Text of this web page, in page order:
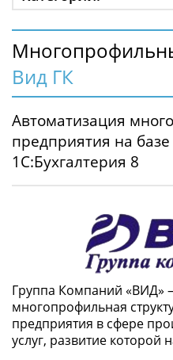
Вид ГК
Автоматизация
предприятия на
1С:Бухгалтерия 8
Группа Компаний «ВИД»
многопрофильная
предприятия в сфере
услуг, развитие которой